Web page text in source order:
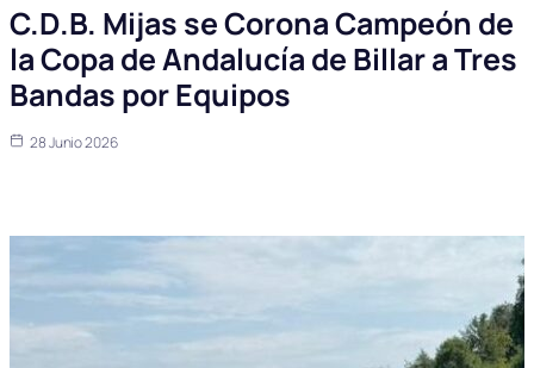
C.D.B. Mijas se Corona Campeón de
la Copa de Andalucía de Billar a Tres
Bandas por Equipos
28 Junio 2026